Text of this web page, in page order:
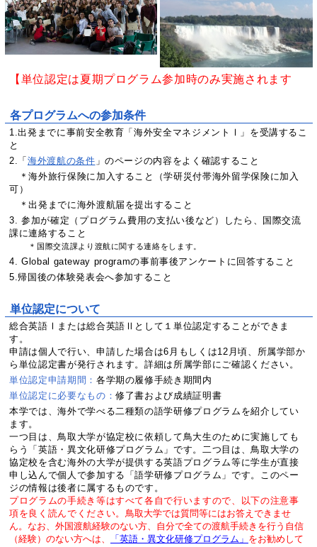
【単位認定は夏期プログラム参加時のみ実施されます
各プログラムへの参加条件
1.出発までに事前安全教育「海外安全マネジメントⅠ」を受講するこ
と
2.「 海外渡航の条件 」のページの内容をよく確認すること
＊海外旅行保険に加入すること（学研災付帯海外留学保険に加入
可）
＊出発までに海外渡航届を提出すること
3. 参加が確定（プログラム費用の支払い後など）したら、国際交流
課に連絡すること
＊国際交流課より渡航に関する連絡をします。
4. Global gateway programの事前事後アンケートに回答すること
5.帰国後の体験発表会へ参加すること
単位認定について
総合英語Ⅰまたは総合英語Ⅱとして１単位認定することができま
す。
申請は個人で行い、申請した場合は6月もしくは12月頃、所属学部か
ら単位認定書が発行されます。詳細は所属学部にご確認ください。
単位認定申請期間： 各学期の履修手続き期間内
単位認定に必要なもの：修了書および成績証明書
本学では、海外で学べる二種類の語学研修プログラムを紹介してい
ます。
一つ目は、鳥取大学が協定校に依頼して鳥大生のために実施しても
らう「英語・異文化研修プログラム」です。二つ目は、鳥取大学の
協定校を含む海外の大学が提供する英語プログラム等に学生が直接
申し込んで個人で参加する「語学研修プログラム」です。このペー
ジの情報は後者に属するものです。
プログラムの手続き等はすべて各自で行いますので、
以下の注意事
項を良く読んでください。 鳥取大学では質問等にはお答えできませ
ん。なお、 外国渡航経験のない方、自分で全ての渡航手続きを行う自信
（経験）のない方へは、 「英語・異文化研修プログラム」 をお勧めして